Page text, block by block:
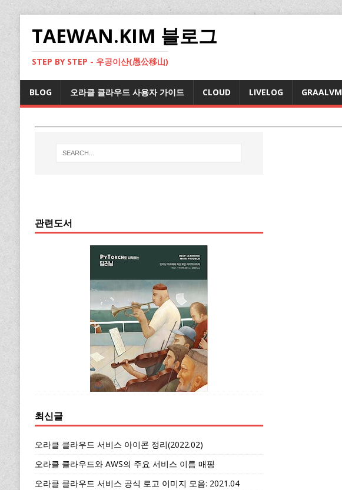
TAEWAN.KIM 블로그
STEP BY STEP - 우공이산(愚公移山)
BLOG 오라클 클라우드 사용자 가이드 CLOUD LIVELOG GRAALVM
관련도서
최신글
오라클 클라우드 서비스 아이콘 정리(2022.02)
오라클 클라우드와 AWS의 주요 서비스 이름 매핑
오라클 클라우드 서비스 공식 로고 이미지 모음: 2021.04